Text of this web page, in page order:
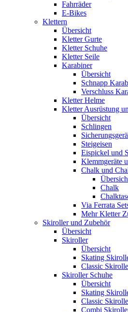
Fahrräder
E-Bikes
Klettern
Übersicht
Kletter Gurte
Kletter Schuhe
Kletter Seile
Karabiner
Übersicht
Schnapp
Verschluss
Kletter Helme
Kletter Ausrüstung
Übersicht
Schlingen
Steigeisen
Eispickel und
Klemmgeräte
Chalk und
Chalk
Via Ferrata
Mehr Kletter
Skiroller und Zubehör
Übersicht
Skiroller
Übersicht
Skating
Classic
Skiroller Schuhe
Übersicht
Skating
Classic
Combi